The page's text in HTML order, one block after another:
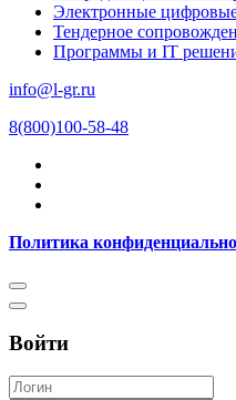
Электронные
Тендерное
Программы и IT
info@l-gr.ru
8(800)100-58-48
Политика
Войти